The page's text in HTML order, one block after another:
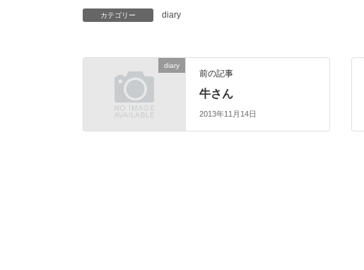
カテゴリー diary
diary
前の記事
牛さん
2013年11月14日